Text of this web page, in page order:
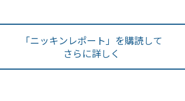
「ニッキンレポート」を購読して
さらに詳しく